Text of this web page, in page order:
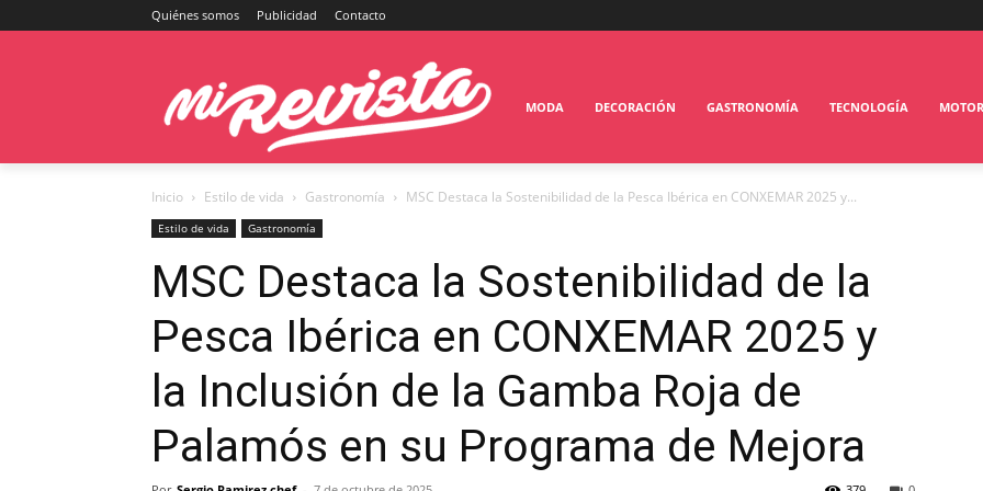
Quiénes somos Publicidad Contacto
MODA DECORACIÓN GASTRONOMÍA TECNOLOGÍA MOTOR
Inicio Estilo de vida Gastronomía MSC Destaca la Sostenibilidad de la Pesca Ibérica en CONXEMAR 2025 y...
Estilo de vida Gastronomía
MSC Destaca la Sostenibilidad de la
Pesca Ibérica en CONXEMAR 2025 y
la Inclusión de la Gamba Roja de
Palamós en su Programa de Mejora